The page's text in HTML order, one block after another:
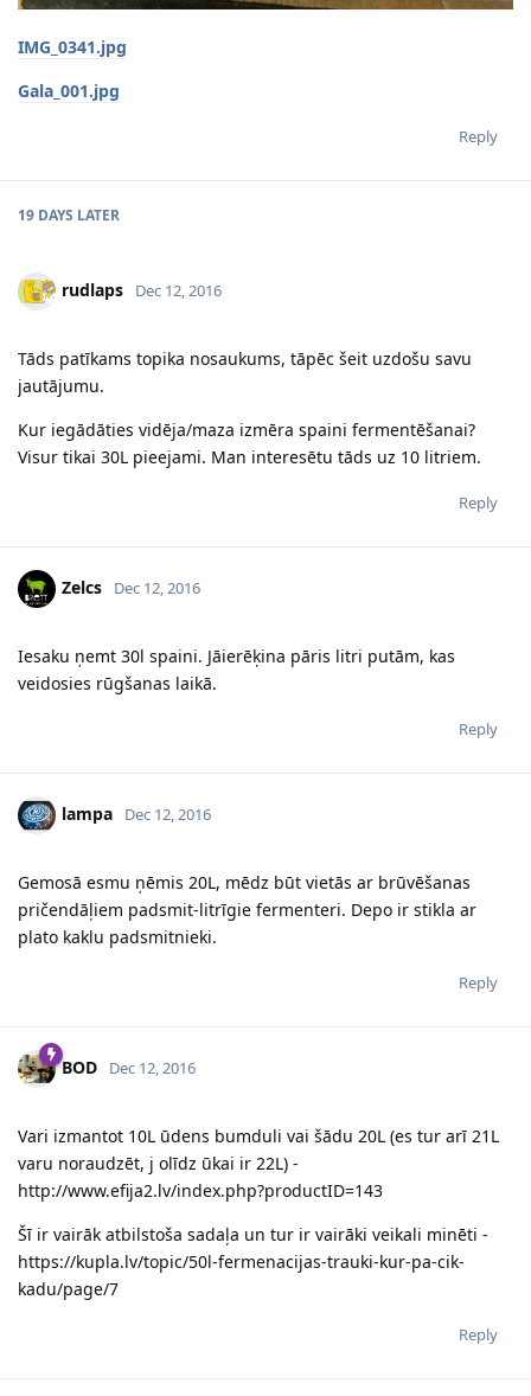
IMG_0341.jpg
Gala_001.jpg
Reply
19 DAYS LATER
rudlaps Dec 12, 2016
Tāds patīkams topika nosaukums, tāpēc šeit uzdošu savu
jautājumu.
Kur iegādāties vidēja/maza izmēra spaini fermentēšanai?
Visur tikai 30L pieejami. Man interesētu tāds uz 10 litriem.
Reply
Zelcs Dec 12, 2016
Iesaku ņemt 30l spaini. Jāierēķina pāris litri putām, kas
veidosies rūgšanas laikā.
Reply
lampa Dec 12, 2016
Gemosā esmu ņēmis 20L, mēdz būt vietās ar brūvēšanas
pričendāļiem padsmit-litrīgie fermenteri. Depo ir stikla ar
plato kaklu padsmitnieki.
Reply
BOD Dec 12, 2016
Vari izmantot 10L ūdens bumduli vai šādu 20L (es tur arī 21L
varu noraudzēt, j olīdz ūkai ir 22L) -
http://www.efija2.lv/index.php?productID=143
Šī ir vairāk atbilstoša sadaļa un tur ir vairāki veikali minēti -
https://kupla.lv/topic/50l-fermenacijas-trauki-kur-pa-cik-
kadu/page/7
Reply